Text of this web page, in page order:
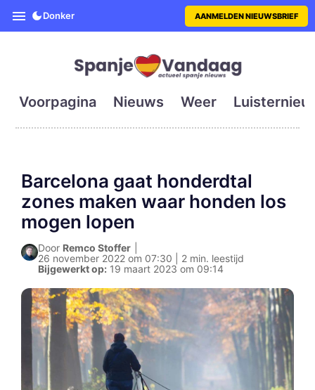
SpanjeVandaag is de eerste
Donker AANMELDEN NIEUWSBRIEF
Voorpagina Nieuws Weer
Barcelona gaat honderdtal
zones maken waar honden los
mogen lopen
Door Remco Stoffer
26 november 2022 om 07:30 | 2 min. leestijd
Bijgewerkt op: 19 maart 2023 om 09:14